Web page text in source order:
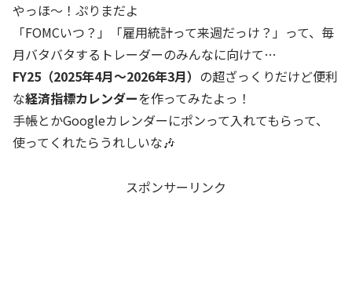
やっほ〜！ぷりまだよ
「FOMCいつ？」「雇用統計って来週だっけ？」って、毎
月バタバタするトレーダーのみんなに向けて…
FY25（2025年4月〜2026年3月） の超ざっくりだけど便利
な経済指標カレンダーを作ってみたよっ！
手帳とかGoogleカレンダーにポンって入れてもらって、
使ってくれたらうれしいな🎶
スポンサーリンク